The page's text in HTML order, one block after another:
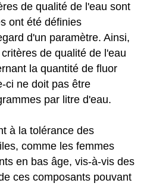
de qualité de l'eau sont
ont été définies
d'un paramètre. Ainsi,
de qualité de l'eau
la quantité de fluor
ci ne doit pas être
par litre d'eau.
à la tolérance des
comme les femmes
en bas âge, vis-à-vis des
ces composants pouvant